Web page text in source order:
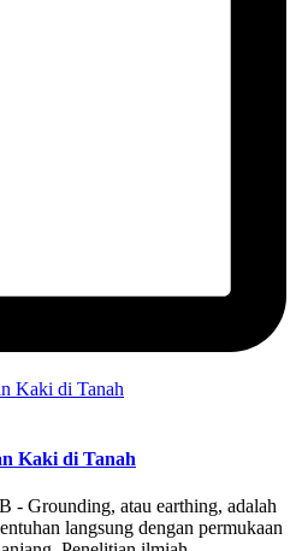
Kaki di Tanah
Grounding, atau earthing, adalah
langsung dengan permukaan